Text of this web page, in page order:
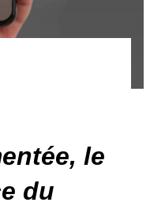
le
du